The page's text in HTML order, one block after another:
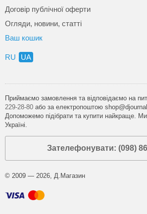
Договір публічної оферти
Огляди, новини, статті
Ваш кошик
RU UA
Приймаємо замовлення та відповідаємо на
229-28-80 або за електропоштою
Допоможемо підібрати та купити найкраще.
Україні.
Зателефонувати: (098)
© 2009 — 2026, Д.Магазин